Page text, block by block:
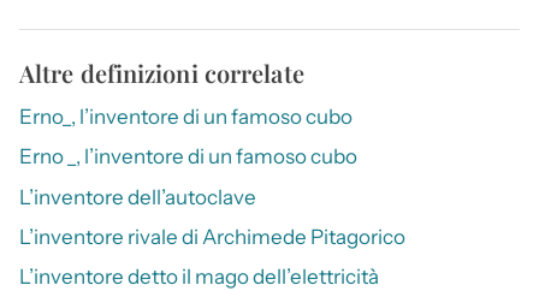
Altre definizioni correlate
Erno_, l’inventore di un famoso cubo
Erno _, l’inventore di un famoso cubo
L’inventore dell’autoclave
L’inventore rivale di Archimede Pitagorico
L’inventore detto il mago dell’elettricità